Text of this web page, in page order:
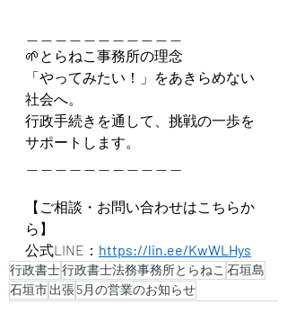
🌱とらねこ事務所の理念
「やってみたい！」をあきらめない
社会へ。
行政手続きを通して、挑戦の一歩を
サポートします。
【ご相談・お問い合わせはこちらか
ら】
公式LINE： https://lin.ee/KwWLHys
行政書士行政書士法務事務所とらねこ 石垣島
石垣市出張5月の営業のお知らせ